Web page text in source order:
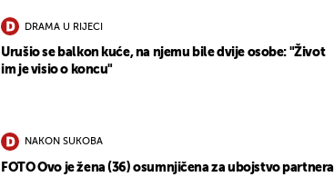
DRAMA U RIJECI
Urušio se balkon kuće, na njemu bile dvije osobe: "Život
im je visio o koncu"
NAKON SUKOBA
FOTO Ovo je žena (36) osumnjičena za ubojstvo partnera